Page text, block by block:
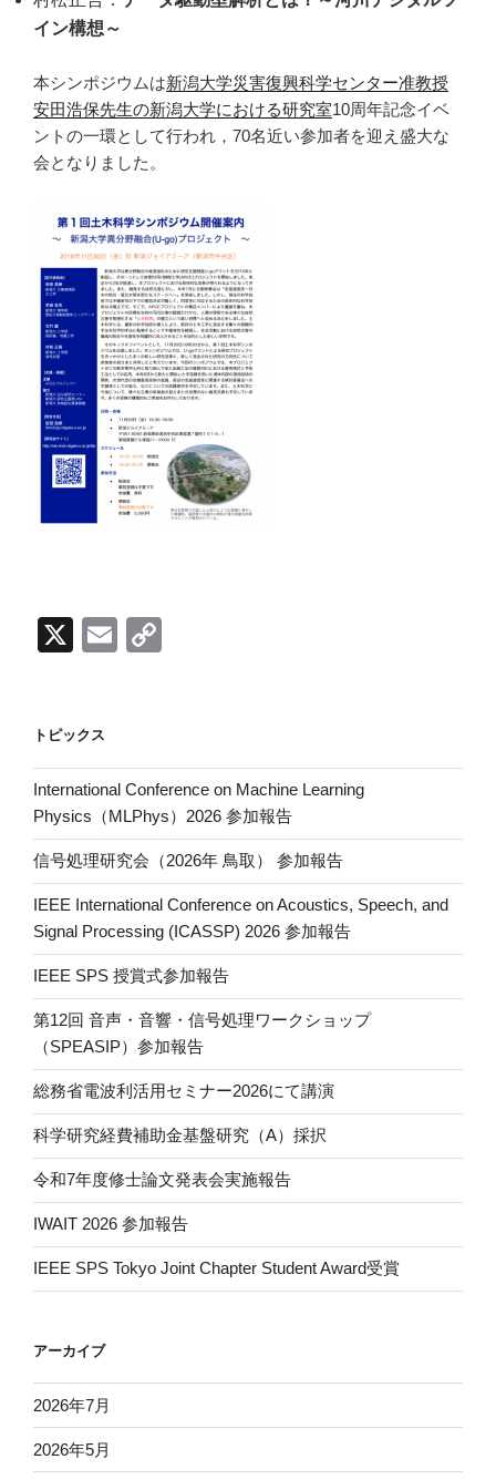
イン構想～
本シンポジウムは新潟大学災害復興科学センター准教授
安田浩保先生の新潟大学における研究室10周年記念イベ
ントの一環として行われ，70名近い参加者を迎え盛大な
会となりました。
X
E
Li
n
k
トピックス
International Conference on Machine Learning
Physics（MLPhys）2026 参加報告
信号処理研究会（2026年 鳥取） 参加報告
IEEE International Conference on Acoustics, Speech, and
Signal Processing (ICASSP) 2026 参加報告
IEEE SPS 授賞式参加報告
第12回 音声・音響・信号処理ワークショップ
（SPEASIP）参加報告
総務省電波利活用セミナー2026にて講演
科学研究経費補助金基盤研究（A）採択
令和7年度修士論文発表会実施報告
IWAIT 2026 参加報告
IEEE SPS Tokyo Joint Chapter Student Award受賞
アーカイブ
2026年7月
2026年5月